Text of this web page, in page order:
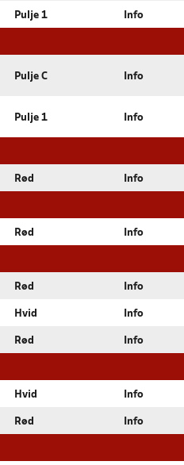
Pulje 1 Info
Pulje C Info
Pulje 1 Info
Rød Info
Rød Info
Rød Info
Hvid Info
Rød Info
Hvid Info
Rød Info